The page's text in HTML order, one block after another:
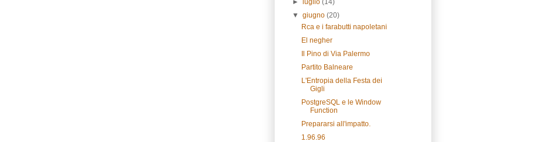
▼giugno(20)
Rca e i farabutti napoletani
El negher
Il Pino di Via Palermo
Partito Balneare
L'Entropia della Festa dei
Gigli
PostgreSQL e le Window
Function
Prepararsi all'impatto.
1.96.96